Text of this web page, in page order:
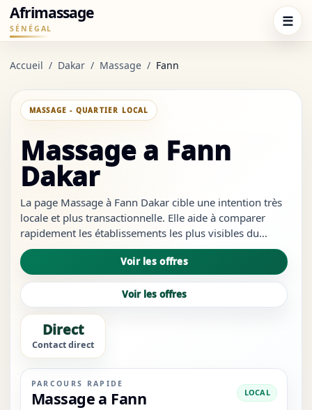
Afrimassage
SÉNÉGAL ☰
Accueil / Dakar / Massage / Fann
MASSAGE - QUARTIER LOCAL
Massage a Fann
Dakar
La page Massage à Fann Dakar cible une intention très
locale et plus transactionnelle. Elle aide à comparer
rapidement les établissements les plus visibles du
quartier, à repérer les services les plus crédibles et à
ouvrir les bons liens sans revenir à des résultats trop
génériqu...
Voir les offres
Voir les offres
Direct
Contact direct
PARCOURS RAPIDE
Massage a Fann LOCAL